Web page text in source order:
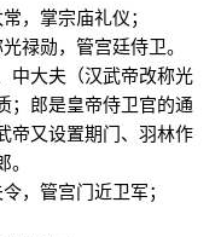
，掌宗庙礼仪；
禄勋，管宫廷侍卫。
中大夫（汉武帝改称光
；郎是皇帝侍卫官的通
帝又设置期门、羽林作
，管宫门近卫军；